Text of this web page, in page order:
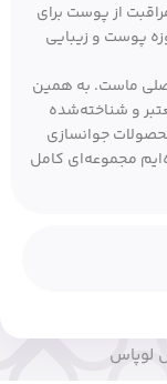
از پوست برای
پوست و زیبایی
ماست. به همین
و شناخته‌شده
جوانسازی
مجموعه‌ای کامل
لوپاس